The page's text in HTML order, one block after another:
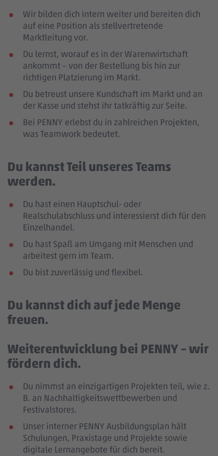
Wir bilden dich intern weiter und bereiten dich
auf eine Position als stellvertretende
Marktleitung vor.
Du lernst, worauf es in der Warenwirtschaft
ankommt – von der Bestellung bis hin zur
richtigen Platzierung im Markt.
Du betreust unsere Kundschaft im Markt und an
der Kasse und stehst ihr tatkräftig zur Seite.
Bei PENNY erlebst du in zahlreichen Projekten,
was Teamwork bedeutet.
Du kannst Teil unseres Teams
werden.
Du hast einen Hauptschul- oder
Realschulabschluss und interessierst dich für den
Einzelhandel.
Du hast Spaß am Umgang mit Menschen und
arbeitest gern im Team.
Du bist zuverlässig und flexibel.
Du kannst dich auf jede Menge
freuen.
Weiterentwicklung bei PENNY – wir
fördern dich.
Du nimmst an einzigartigen Projekten teil, wie z.
B. an Nachhaltigkeitswettbewerben und
Festivalstores.
Unser interner PENNY Ausbildungsplan hält
Schulungen, Praxistage und Projekte sowie
digitale Lernangebote für dich bereit.